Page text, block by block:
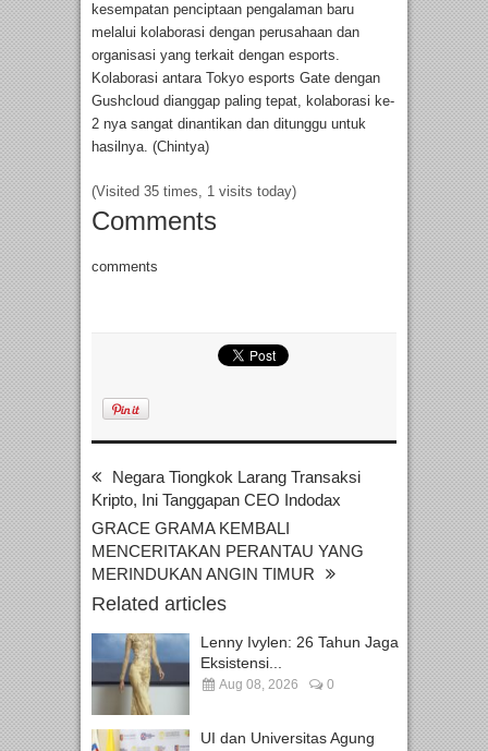
kesempatan penciptaan pengalaman baru
melalui kolaborasi dengan perusahaan dan
organisasi yang terkait dengan esports.
Kolaborasi antara Tokyo esports Gate dengan
Gushcloud dianggap paling tepat, kolaborasi ke-
2 nya sangat dinantikan dan ditunggu untuk
hasilnya. (Chintya)
(Visited 35 times, 1 visits today)
Comments
comments
Negara Tiongkok Larang Transaksi
Kripto, Ini Tanggapan CEO Indodax
GRACE GRAMA KEMBALI
MENCERITAKAN PERANTAU YANG
MERINDUKAN ANGIN TIMUR
Related articles
Lenny Ivylen: 26 Tahun Jaga
Eksistensi...
Aug 08, 2026 0
UI dan Universitas Agung